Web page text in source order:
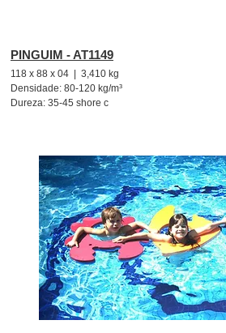
PINGUIM - AT1149
118 x 88 x 04 | 3,410 kg
Densidade: 80-120 kg/m³
Dureza: 35-45 shore c